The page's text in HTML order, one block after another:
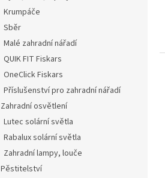
Krumpáče
Sběr
Malé zahradní nářadí
QUIK FIT Fiskars
OneClick Fiskars
Příslušenství pro zahradní nářadí
Zahradní osvětlení
Lutec solární světla
Rabalux solární světla
Zahradní lampy, louče
Pěstitelství